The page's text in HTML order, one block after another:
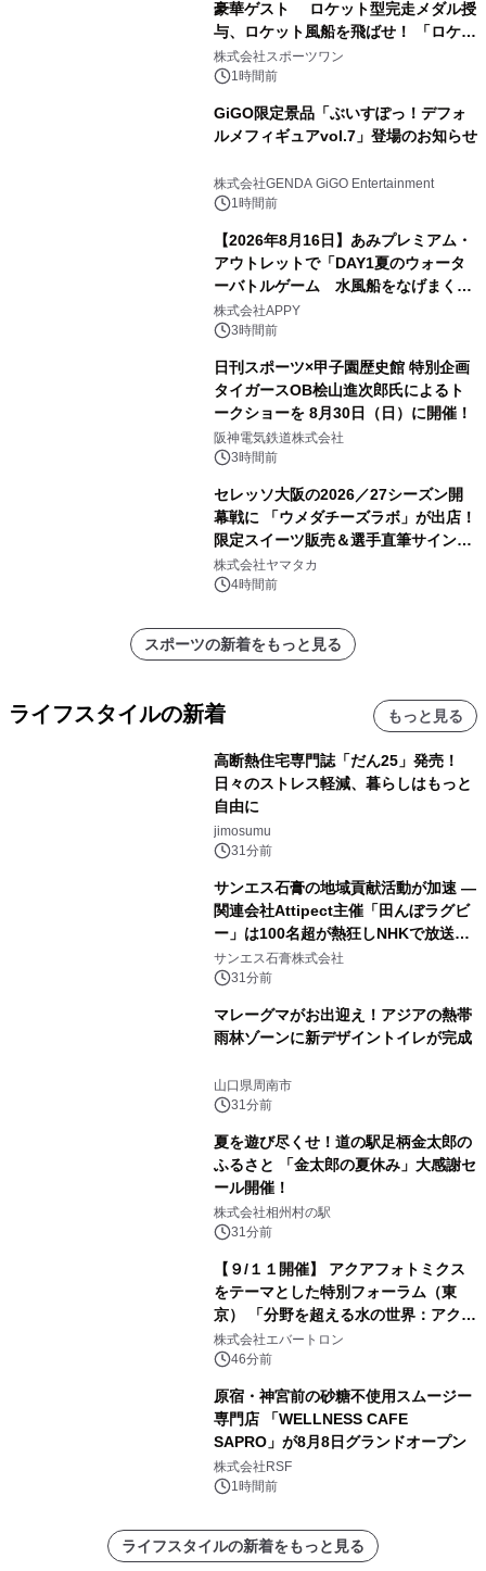
豪華ゲスト ロケット型完走メダル授
与、ロケット風船を飛ばせ！ 「ロケッ
トマラソン2026」開催
株式会社スポーツワン
1時間前
GiGO限定景品「ぶいすぽっ！デフォ
ルメフィギュアvol.7」登場のお知らせ
株式会社GENDA GiGO Entertainment
1時間前
【2026年8月16日】あみプレミアム・
アウトレットで「DAY1夏のウォータ
ーバトルゲーム 水風船をなげまくろ
う！」を開催
株式会社APPY
3時間前
日刊スポーツ×甲子園歴史館 特別企画
タイガースOB桧山進次郎氏によるト
ークショーを 8月30日（日）に開催！
阪神電気鉄道株式会社
3時間前
セレッソ大阪の2026／27シーズン開
幕戦に 「ウメダチーズラボ」が出店！
限定スイーツ販売＆選手直筆サイング
ッズが当たる抽選会を 8月8日に開催
株式会社ヤマタカ
4時間前
スポーツの新着をもっと見る
ライフスタイルの新着 もっと見る
高断熱住宅専門誌「だん25」発売！
日々のストレス軽減、暮らしはもっと
自由に
jimosumu
31分前
サンエス石膏の地域貢献活動が加速 ―
関連会社Attipect主催「田んぼラグビ
ー」は100名超が熱狂しNHKで放送さ
れました。
サンエス石膏株式会社
31分前
マレーグマがお出迎え！アジアの熱帯
雨林ゾーンに新デザイントイレが完成
山口県周南市
31分前
夏を遊び尽くせ！道の駅足柄金太郎の
ふるさと 「金太郎の夏休み」大感謝セ
ール開催！
株式会社相州村の駅
31分前
【９/１１開催】 アクアフォトミクス
をテーマとした特別フォーラム（東
京） 「分野を超える水の世界：アクア
フォトミクスが切り拓く新しい科学の
地平」を開催
株式会社エバートロン
46分前
原宿・神宮前の砂糖不使用スムージー
専門店 「WELLNESS CAFE
SAPRO」が8月8日グランドオープン
株式会社RSF
1時間前
ライフスタイルの新着をもっと見る